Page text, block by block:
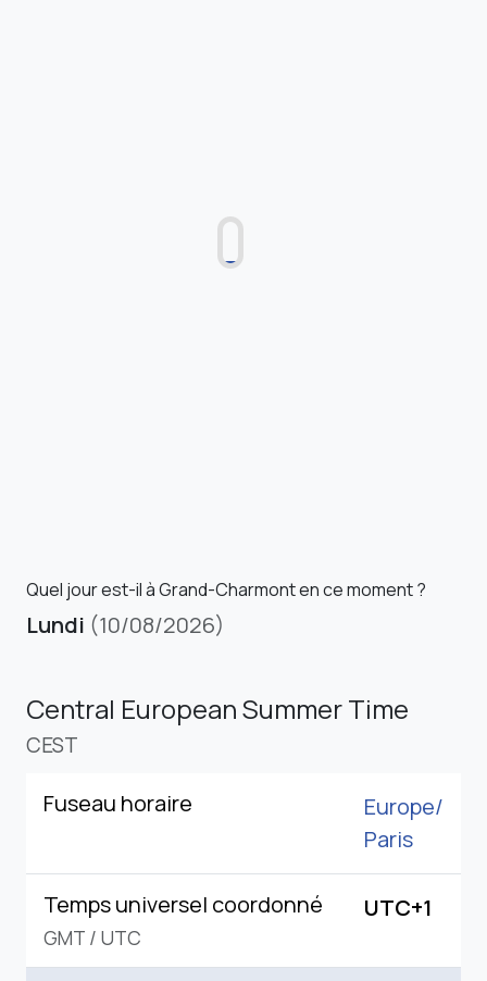
Quel jour est-il à Grand-Charmont en ce moment ?
Lundi (10/08/2026)
Central European Summer Time
CEST
Fuseau horaire
Europe/
Paris
Temps universel coordonné
GMT / UTC
UTC+1